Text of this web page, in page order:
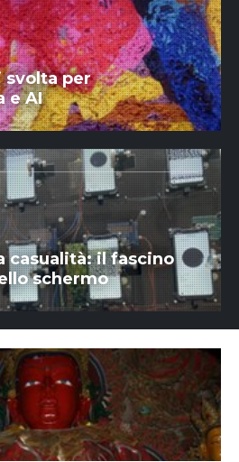
svolta per
e AI
casualità: il fascino
schermo